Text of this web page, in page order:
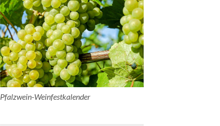
Pfalzwein-Weinfestkalender